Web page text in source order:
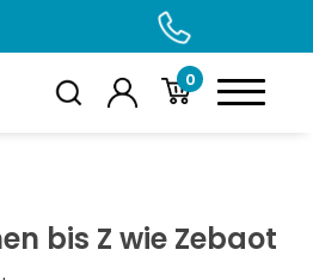
0
bis Z wie Zebaot